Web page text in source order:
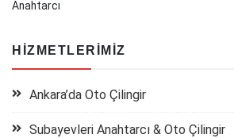
Anahtarcı
HIZMETLERIMIZ
Ankara’da Oto Çilingir
Subayevleri Anahtarcı & Oto Çilingir